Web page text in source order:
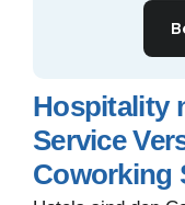
Hospitality
Service
Coworking